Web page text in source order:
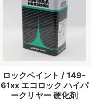
ロックペイント / 149-
61xx エコロック ハイパ
ークリヤー 硬化剤